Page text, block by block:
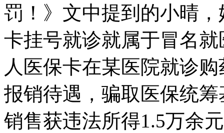
罚！》文中提到的小晴
卡挂号就诊就属于冒名
人医保卡在某医院就诊
报销待遇，骗取医保统
销售获违法所得1.5万余